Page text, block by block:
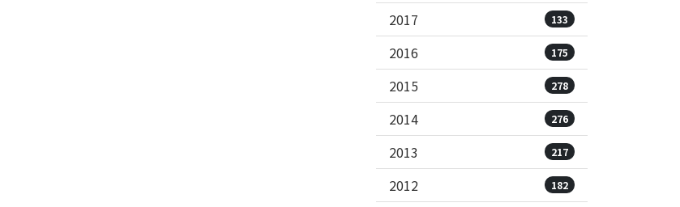
2017 133
2016 175
2015 278
2014 276
2013 217
2012 182